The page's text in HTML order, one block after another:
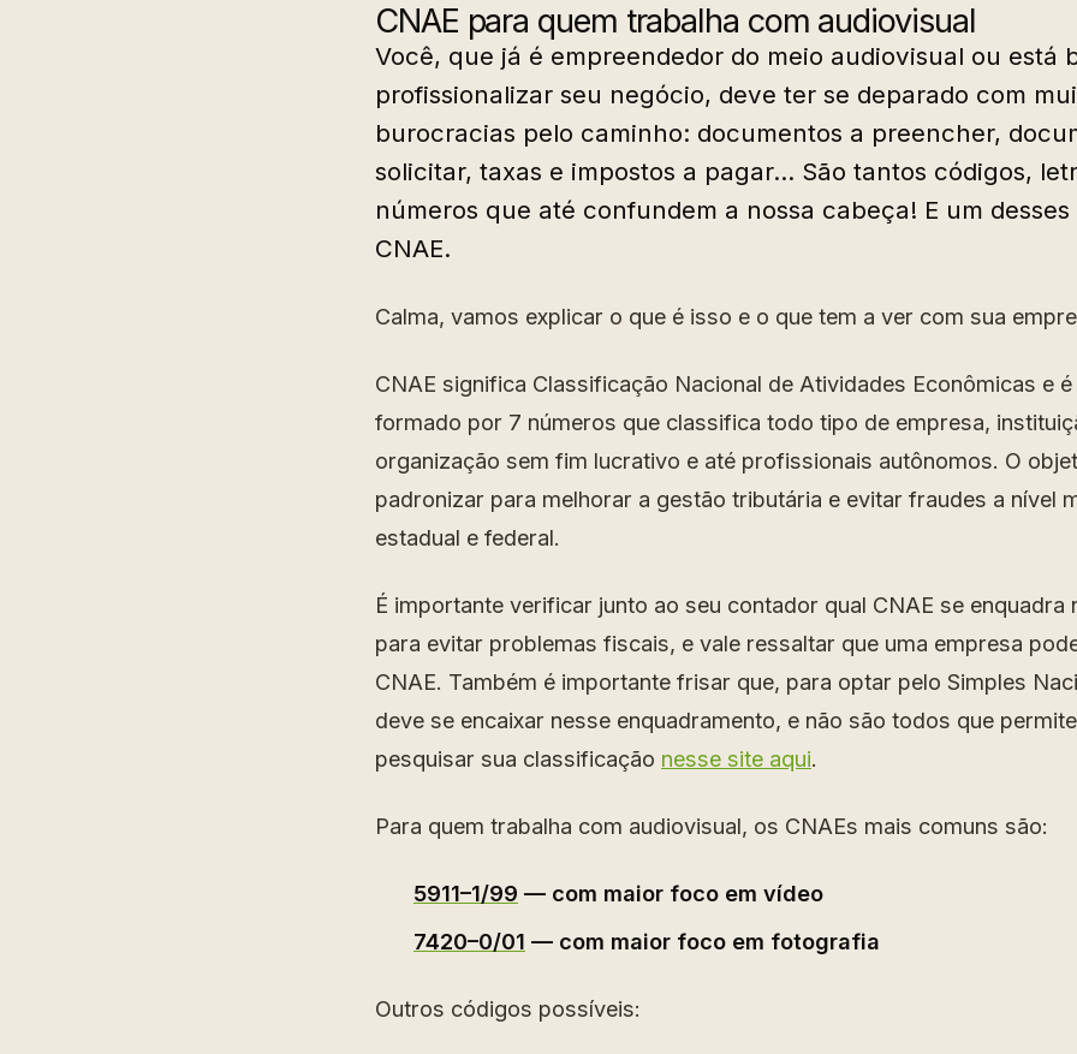
CNAE para quem trabalha com audiovisual
Você, que já é empreendedor do meio audiovisual ou está
profissionalizar seu negócio, deve ter se deparado com
burocracias pelo caminho: documentos a preencher,
solicitar, taxas e impostos a pagar… São tantos códigos,
números que até confundem a nossa cabeça! E um
CNAE.
Calma, vamos explicar o que é isso e o que tem a ver com sua
CNAE significa Classificação Nacional de Atividades Econômicas e
formado por 7 números que classifica todo tipo de empresa,
organização sem fim lucrativo e até profissionais autônomos. O
padronizar para melhorar a gestão tributária e evitar fraudes a nível
estadual e federal.
É importante verificar junto ao seu contador qual CNAE se enquadra
para evitar problemas fiscais, e vale ressaltar que uma empresa
CNAE. Também é importante frisar que, para optar pelo Simples
deve se encaixar nesse enquadramento, e não são todos que
pesquisar sua classificação nesse site aqui.
Para quem trabalha com audiovisual, os CNAEs mais comuns são:
5911–1/99 — com maior foco em vídeo
7420–0/01 — com maior foco em fotografia
Outros códigos possíveis: